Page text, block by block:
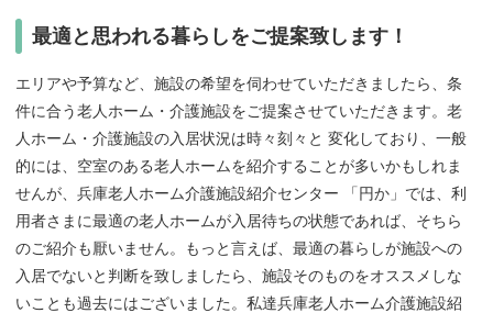
最適と思われる暮らしをご提案致します！
エリアや予算など、施設の希望を伺わせていただきましたら、条
件に合う老人ホーム・介護施設をご提案させていただきます。老
人ホーム・介護施設の入居状況は時々刻々と 変化しており、一般
的には、空室のある老人ホームを紹介することが多いかもしれま
せんが、兵庫老人ホーム介護施設紹介センター 「円か」では、利
用者さまに最適の老人ホームが入居待ちの状態であれば、そちら
のご紹介も厭いません。もっと言えば、最適の暮らしが施設への
入居でないと判断を致しましたら、施設そのものをオススメしな
いことも過去にはございました。私達兵庫老人ホーム介護施設紹